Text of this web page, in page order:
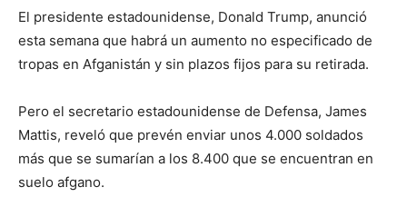
El presidente estadounidense, Donald Trump, anunció
esta semana que habrá un aumento no especificado de
tropas en Afganistán y sin plazos fijos para su retirada.
Pero el secretario estadounidense de Defensa, James
Mattis, reveló que prevén enviar unos 4.000 soldados
más que se sumarían a los 8.400 que se encuentran en
suelo afgano.